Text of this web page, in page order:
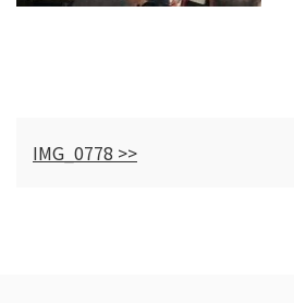
IMG_0778 >>